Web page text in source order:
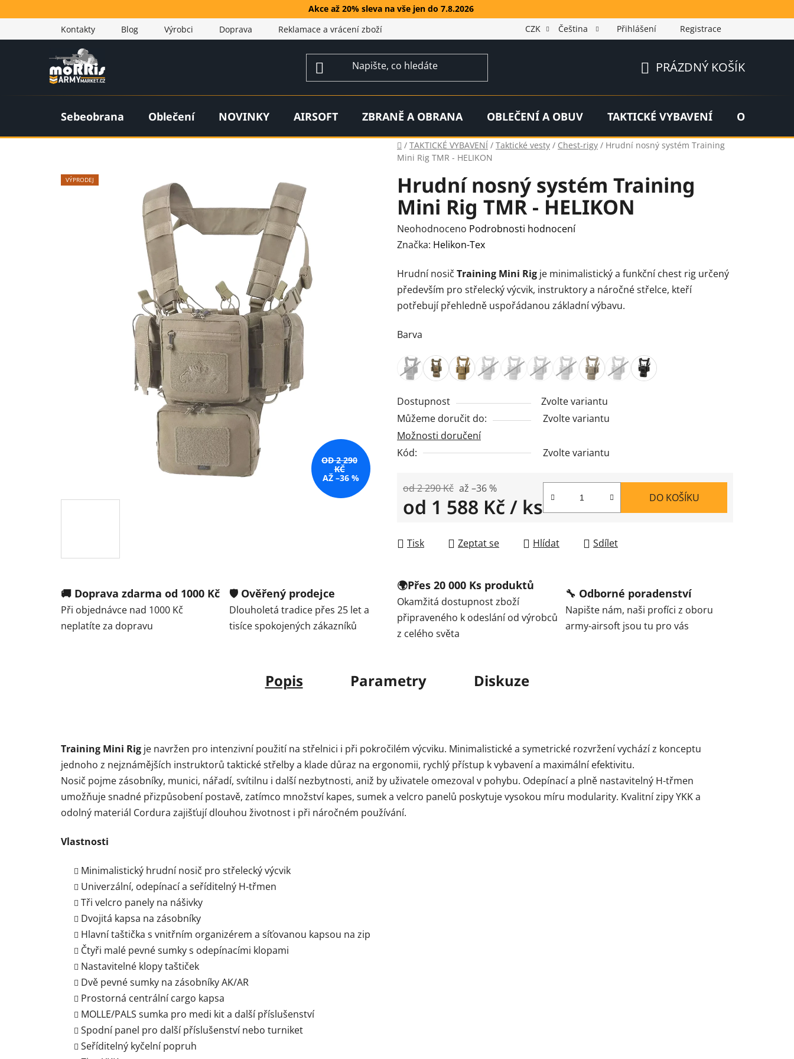
na
Akce až 20% sleva na vše jen do 7.8.2026
Kontakty
Blog Výrobci Doprava Reklamace a vrácení zboží CZK Čeština Přihlášení Registrace
KOŠÍK
PRÁZDNÝ KOŠÍK
Sebeobrana Oblečení NOVINKY AIRSOFT ZBRANĚ A OBRANA OBLEČENÍ A OBUV TAKTICKÉ VYBAVENÍ OUTDOOR
Domů
/ TAKTICKÉ VYBAVENÍ / Taktické vesty / Chest-rigy / Hrudní nosný systém Training
Mini Rig TMR - HELIKON
Hrudní nosný systém Training
Mini Rig TMR - HELIKON
Průměrné
hodnocení
je
0,0
z
hvězdiček.
Neohodnoceno Podrobnosti hodnocení
Značka: Helikon-Tex
Hrudní nosič Training Mini Rig je minimalistický a funkční chest rig určený
především pro střelecký výcvik, instruktory a náročné střelce, kteří
potřebují přehledně uspořádanou základní výbavu.
Barva
Dostupnost
Zvolte variantu
Můžeme doručit do:
Zvolte variantu
Možnosti doručení
Kód:
Zvolte variantu
od 2 290 Kč až –36 %
od 1 588 Kč/ ks DO KOŠÍKU
Tisk Zeptat se Hlídat Sdílet
VÝPRODEJ
OD 2 290
KČ
AŽ –36 %
🚚 Doprava zdarma od 1000 Kč
Při objednávce nad 1000 Kč
neplatíte za dopravu
🛡️ Ověřený prodejce
Dlouholetá tradice přes 25 let a
tisíce spokojených zákazníků
🌍Přes 20 000 Ks produktů
Okamžitá dostupnost zboží
připraveného k odeslání od výrobců
z celého světa
🔧 Odborné poradenství
Napište nám, naši profíci z oboru
army-airsoft jsou tu pro vás
Popis Parametry Diskuze
Training Mini Rig je navržen pro intenzivní použití na střelnici i při pokročilém výcviku. Minimalistické a symetrické rozvržení vychází z konceptu
jednoho z nejznámějších instruktorů taktické střelby a klade důraz na ergonomii, rychlý přístup k vybavení a maximální efektivitu.
Nosič pojme zásobníky, munici, nářadí, svítilnu i další nezbytnosti, aniž by uživatele omezoval v pohybu. Odepínací a plně nastavitelný H-třmen
umožňuje snadné přizpůsobení postavě, zatímco množství kapes, sumek a velcro panelů poskytuje vysokou míru modularity. Kvalitní zipy YKK a
odolný materiál Cordura zajišťují dlouhou životnost i při náročném používání.
Vlastnosti
Minimalistický hrudní nosič pro střelecký výcvik
Univerzální, odepínací a seříditelný H-třmen
Tři velcro panely na nášivky
Dvojitá kapsa na zásobníky
Hlavní taštička s vnitřním organizérem a síťovanou kapsou na zip
Čtyři malé pevné sumky s odepínacími klopami
Nastavitelné klopy taštiček
Dvě pevné sumky na zásobníky AK/AR
Prostorná centrální cargo kapsa
MOLLE/PALS sumka pro medi kit a další příslušenství
Spodní panel pro další příslušenství nebo turniket
Seříditelný kyčelní popruh